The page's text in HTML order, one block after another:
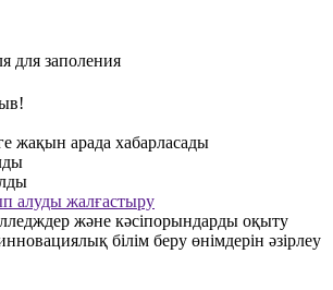
для заполения
жақын арада хабарласады
алуды жалғастыру
және кәсіпорындарды оқыту
білім беру өнімдерін әзірлеу